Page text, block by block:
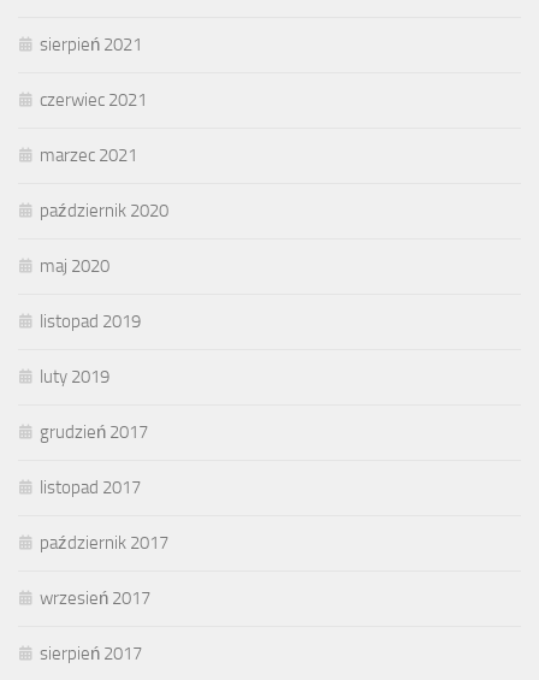
sierpień 2021
czerwiec 2021
marzec 2021
październik 2020
maj 2020
listopad 2019
luty 2019
grudzień 2017
listopad 2017
październik 2017
wrzesień 2017
sierpień 2017